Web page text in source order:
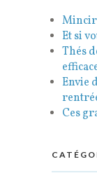
Mincir
Et si
Thés
Envie
Ces